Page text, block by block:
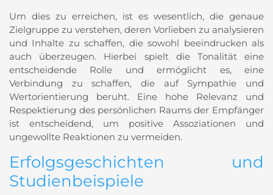
Um dies zu erreichen, ist es wesentlich, die genaue
Zielgruppe zu verstehen, deren Vorlieben zu analysieren
und Inhalte zu schaffen, die sowohl beeindrucken als
auch überzeugen. Hierbei spielt die Tonalität eine
entscheidende Rolle und ermöglicht es, eine
Verbindung zu schaffen, die auf Sympathie und
Wertorientierung beruht. Eine hohe Relevanz und
Respektierung des persönlichen Raums der Empfänger
ist entscheidend, um positive Assoziationen und
ungewollte Reaktionen zu vermeiden.
Erfolgsgeschichten und
Studienbeispiele